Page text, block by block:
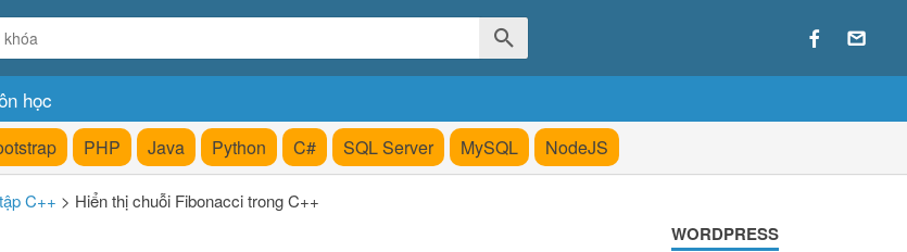
học
PHP Java Python C# SQL Server MySQL NodeJS
C++ > Hiển thị chuỗi Fibonacci trong C++
WORDPRESS